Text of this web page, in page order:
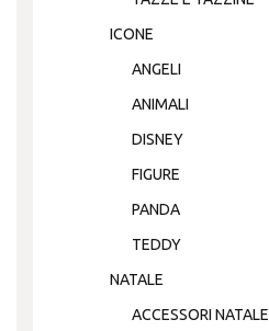
ICONE
ANGELI
ANIMALI
DISNEY
FIGURE
PANDA
TEDDY
NATALE
ACCESSORI NATALE